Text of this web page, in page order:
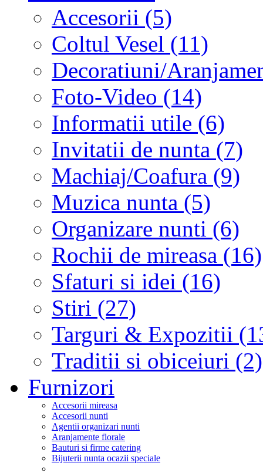
Accesorii (5)
Coltul Vesel (11)
Decoratiuni/
Foto-Video (14)
Informatii utile (6)
Invitatii de nunta (7)
Machiaj/Coafura (9)
Muzica nunta (5)
Organizare nunti (6)
Rochii de mireasa (16)
Sfaturi si idei (16)
Stiri (27)
Targuri & Expozitii
Traditii si obiceiuri (2)
Furnizori
Accesorii mireasa
Accesorii nunti
Agentii organizari nunti
Aranjamente florale
Bauturi si firme catering
Bijuterii nunta ocazii speciale